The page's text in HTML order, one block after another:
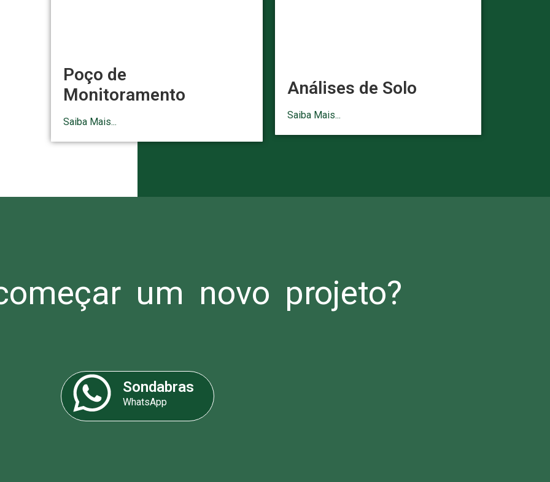
Poço de
Monitoramento
Saiba Mais...
Análises de Solo
Saiba Mais...
um novo projeto?
Sondabras
WhatsApp